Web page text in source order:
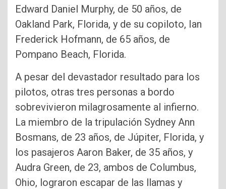
Edward Daniel Murphy, de 50 años, de
Oakland Park, Florida, y de su copiloto, Ian
Frederick Hofmann, de 65 años, de
Pompano Beach, Florida.
A pesar del devastador resultado para los
pilotos, otras tres personas a bordo
sobrevivieron milagrosamente al infierno.
La miembro de la tripulación Sydney Ann
Bosmans, de 23 años, de Júpiter, Florida, y
los pasajeros Aaron Baker, de 35 años, y
Audra Green, de 23, ambos de Columbus,
Ohio, lograron escapar de las llamas y